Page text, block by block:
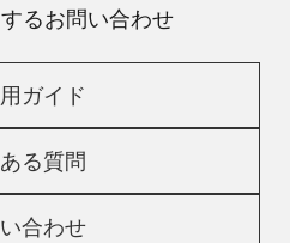
るお問い合わせ
ガイド
る質問
合わせ